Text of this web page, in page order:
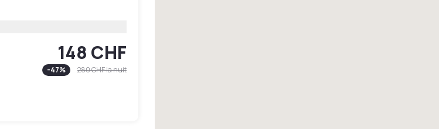
148 CHF
-47% 280 CHFla nuit